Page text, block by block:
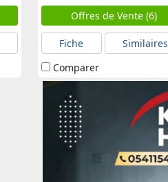
Offres de Vente (6)
Fiche
Similaires
Comparer